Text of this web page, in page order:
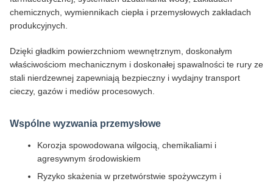
chemicznych, wymiennikach ciepła i przemysłowych zakładach
produkcyjnych.
Dzięki gładkim powierzchniom wewnętrznym, doskonałym
właściwościom mechanicznym i doskonałej spawalności te rury ze
stali nierdzewnej zapewniają bezpieczny i wydajny transport
cieczy, gazów i mediów procesowych.
Wspólne wyzwania przemysłowe
Korozja spowodowana wilgocią, chemikaliami i
agresywnym środowiskiem
Ryzyko skażenia w przetwórstwie spożywczym i